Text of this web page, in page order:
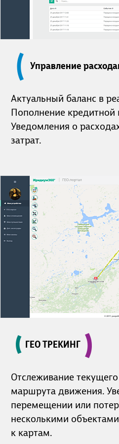
Управление
Актуальный баланс в
Пополнение кредитной
Уведомления о
затрат.
ГЕО ТРЕКИНГ
Отслеживание
маршрута движения.
перемещении или
несколькими
к картам.